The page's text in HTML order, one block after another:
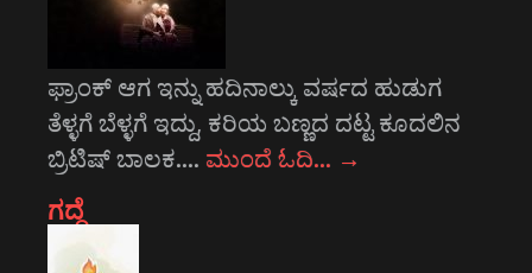
ಫ್ರಾಂಕ್ ಆಗ ಇನ್ನು ಹದಿನಾಲ್ಕು ವರ್ಷದ ಹುಡುಗ
ತೆಳ್ಳಗೆ ಬೆಳ್ಳಗೆ ಇದ್ದು, ಕರಿಯ ಬಣ್ಣದ ದಟ್ಟ ಕೂದಲಿನ
ಬ್ರಿಟಿಷ್ ಬಾಲಕ.… ಮುಂದೆ ಓದಿ… →
ಗದ್ದೆ